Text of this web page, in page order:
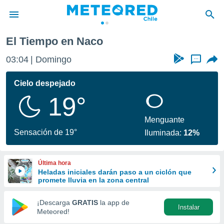
de
por
se
calidad.
a este
las
y
forma
digital
basada
El Tiempo en Naco
03:04 Domingo ...
Cielo despejado
19°
Sensación de 19°
Menguante
Iluminada: 12%
Última hora
Heladas iniciales darán paso a un ciclón que
promete lluvia en la zona central
¡Descarga GRATIS la app de
Meteored!
Instalar